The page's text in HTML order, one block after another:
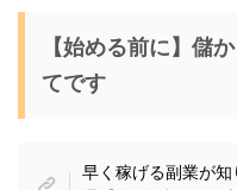
【始める前に】儲
てです
早く稼げる副業が知